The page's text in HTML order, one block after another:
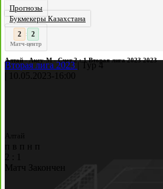
Прогнозы
Букмекеры Казахстана
3
:
Матч-центр
Алтай - Аксу-М - Счет 2 : 1 Вторая лига 2023 2023
Вторая лига 2023
Тур 4
10.05.2023- 16:00
Алтай
п в п н
п
2
1
Матч Закончен